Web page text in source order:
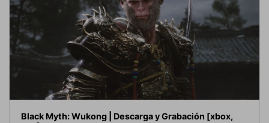
Black Myth: Wukong | Descarga y Grabación [xbox,